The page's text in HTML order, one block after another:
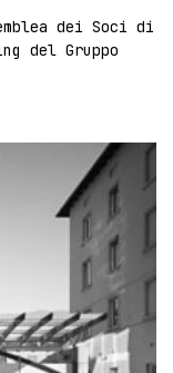
dei Soci di
del Gruppo